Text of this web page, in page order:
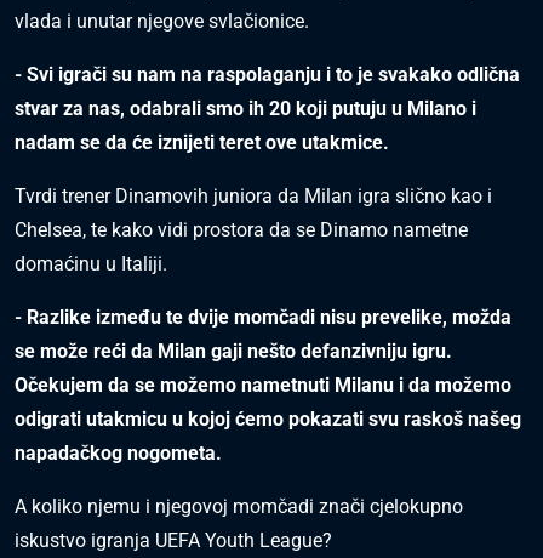
vlada i unutar njegove svlačionice.
- Svi igrači su nam na raspolaganju i to je svakako odlična
stvar za nas, odabrali smo ih 20 koji putuju u Milano i
nadam se da će iznijeti teret ove utakmice.
Tvrdi trener Dinamovih juniora da Milan igra slično kao i
Chelsea, te kako vidi prostora da se Dinamo nametne
domaćinu u Italiji.
- Razlike između te dvije momčadi nisu prevelike, možda
se može reći da Milan gaji nešto defanzivniju igru.
Očekujem da se možemo nametnuti Milanu i da možemo
odigrati utakmicu u kojoj ćemo pokazati svu raskoš našeg
napadačkog nogometa.
A koliko njemu i njegovoj momčadi znači cjelokupno
iskustvo igranja UEFA Youth League?